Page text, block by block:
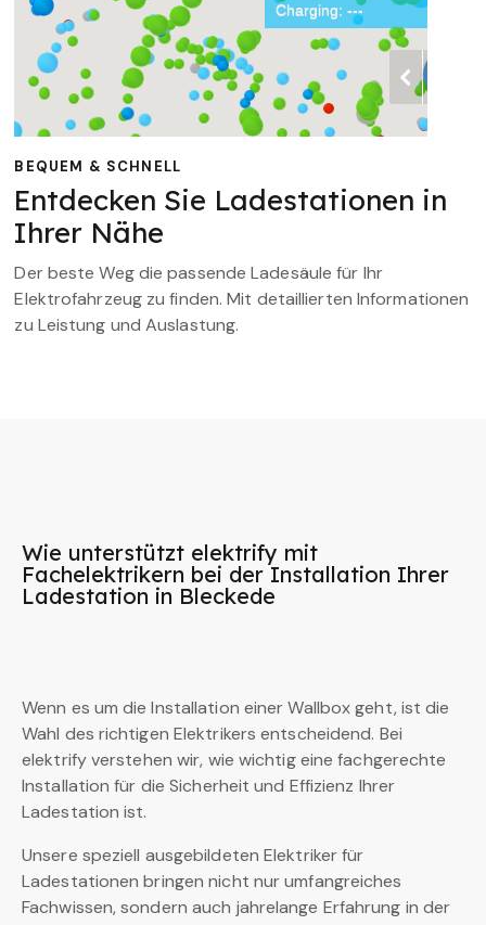
BEQUEM & SCHNELL
Entdecken Sie Ladestationen in
Ihrer Nähe
Der beste Weg die passende Ladesäule für Ihr
Elektrofahrzeug zu finden. Mit detaillierten Informationen
zu Leistung und Auslastung.
Wie unterstützt elektrify mit
Fachelektrikern bei der Installation Ihrer
Ladestation in Bleckede
Wenn es um die Installation einer Wallbox geht, ist die
Wahl des richtigen Elektrikers entscheidend. Bei
elektrify verstehen wir, wie wichtig eine fachgerechte
Installation für die Sicherheit und Effizienz Ihrer
Ladestation ist.
Unsere speziell ausgebildeten Elektriker für
Ladestationen bringen nicht nur umfangreiches
Fachwissen, sondern auch jahrelange Erfahrung in der